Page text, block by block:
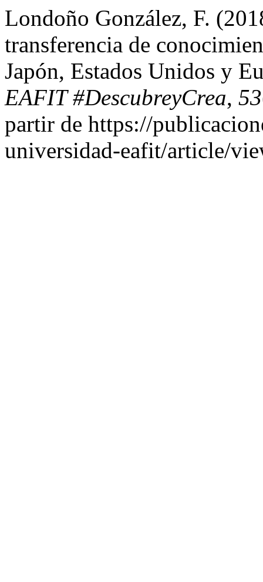
Londoño González, F.
transferencia de
Japón, Estados Unidos y
EAFIT #DescubreyCrea, 53
partir de https://
universidad-eafit/article/